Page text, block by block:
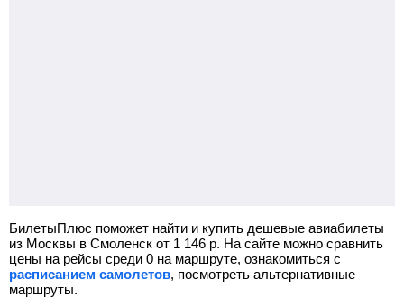
БилетыПлюс поможет найти и купить дешевые авиабилеты
из Москвы в Смоленск от 1 146 р. На сайте можно сравнить
цены на рейсы среди 0 на маршруте, ознакомиться с
расписанием самолетов, посмотреть альтернативные
маршруты.